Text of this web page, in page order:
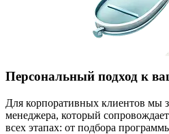
Персональный подход к
Для корпоративных клиентов мы
менеджера, который
всех этапах: от подбора